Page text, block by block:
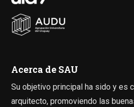
Acerca de SAU
Su objetivo principal ha sido y es
arquitecto, promoviendo las